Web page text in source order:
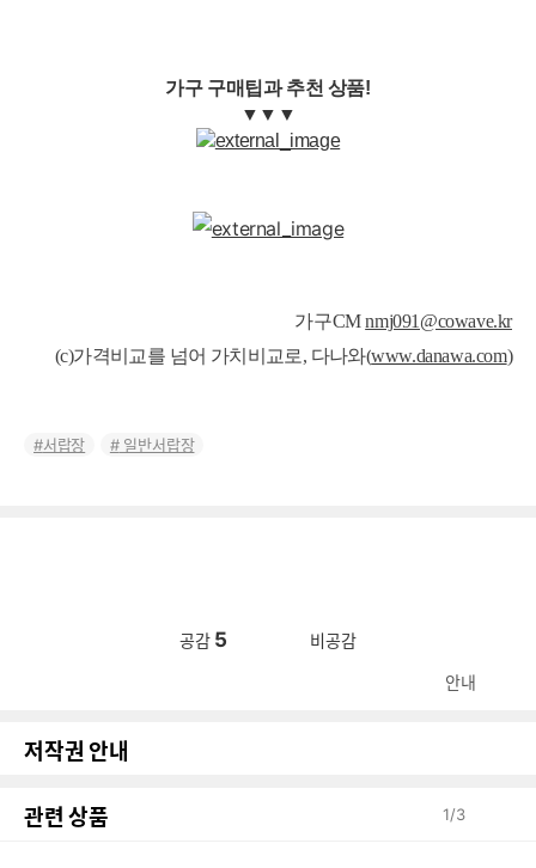
가구 구매팁과 추천 상품!
▼▼▼
가구CMnmj091@cowave.kr
(c)가격비교를 넘어 가치비교로, 다나와(www.danawa.com)
서랍장 일반서랍장
공감 5 비공감
안내
저작권 안내
관련 상품 1/3